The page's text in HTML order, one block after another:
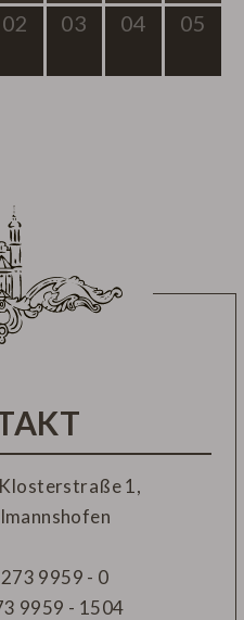
02 03 04 05
1,
9959 - 0
9959 - 1504